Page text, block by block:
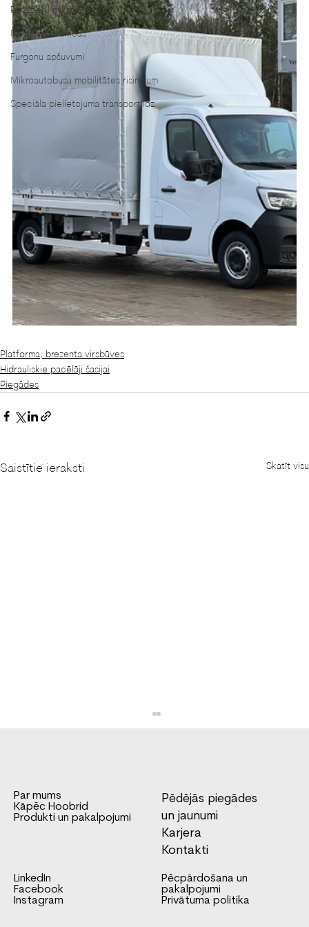
Pasažieru mikroautobusi
Mobilās darbnīcas
Furgonu apšuvumi
Mikroautobusu mobilitātes risinājum
Speciāla pielietojuma transportlīdz
Platforma, brezenta virsbūves
Hidrauliskie pacēlāji šasijai
Piegādes
Saistītie ieraksti Skatīt visu
Ford Ranger suņu transportēšanas
automašīna
Par mums
Kāpēc Hoobrid
Produkti un pakalpojumi
Pēdējās piegādes
un jaunumi
Karjera
Kontakti
Pēcpārdošana un
pakalpojumi
Privātuma politika
LinkedIn
Facebook
Instagram